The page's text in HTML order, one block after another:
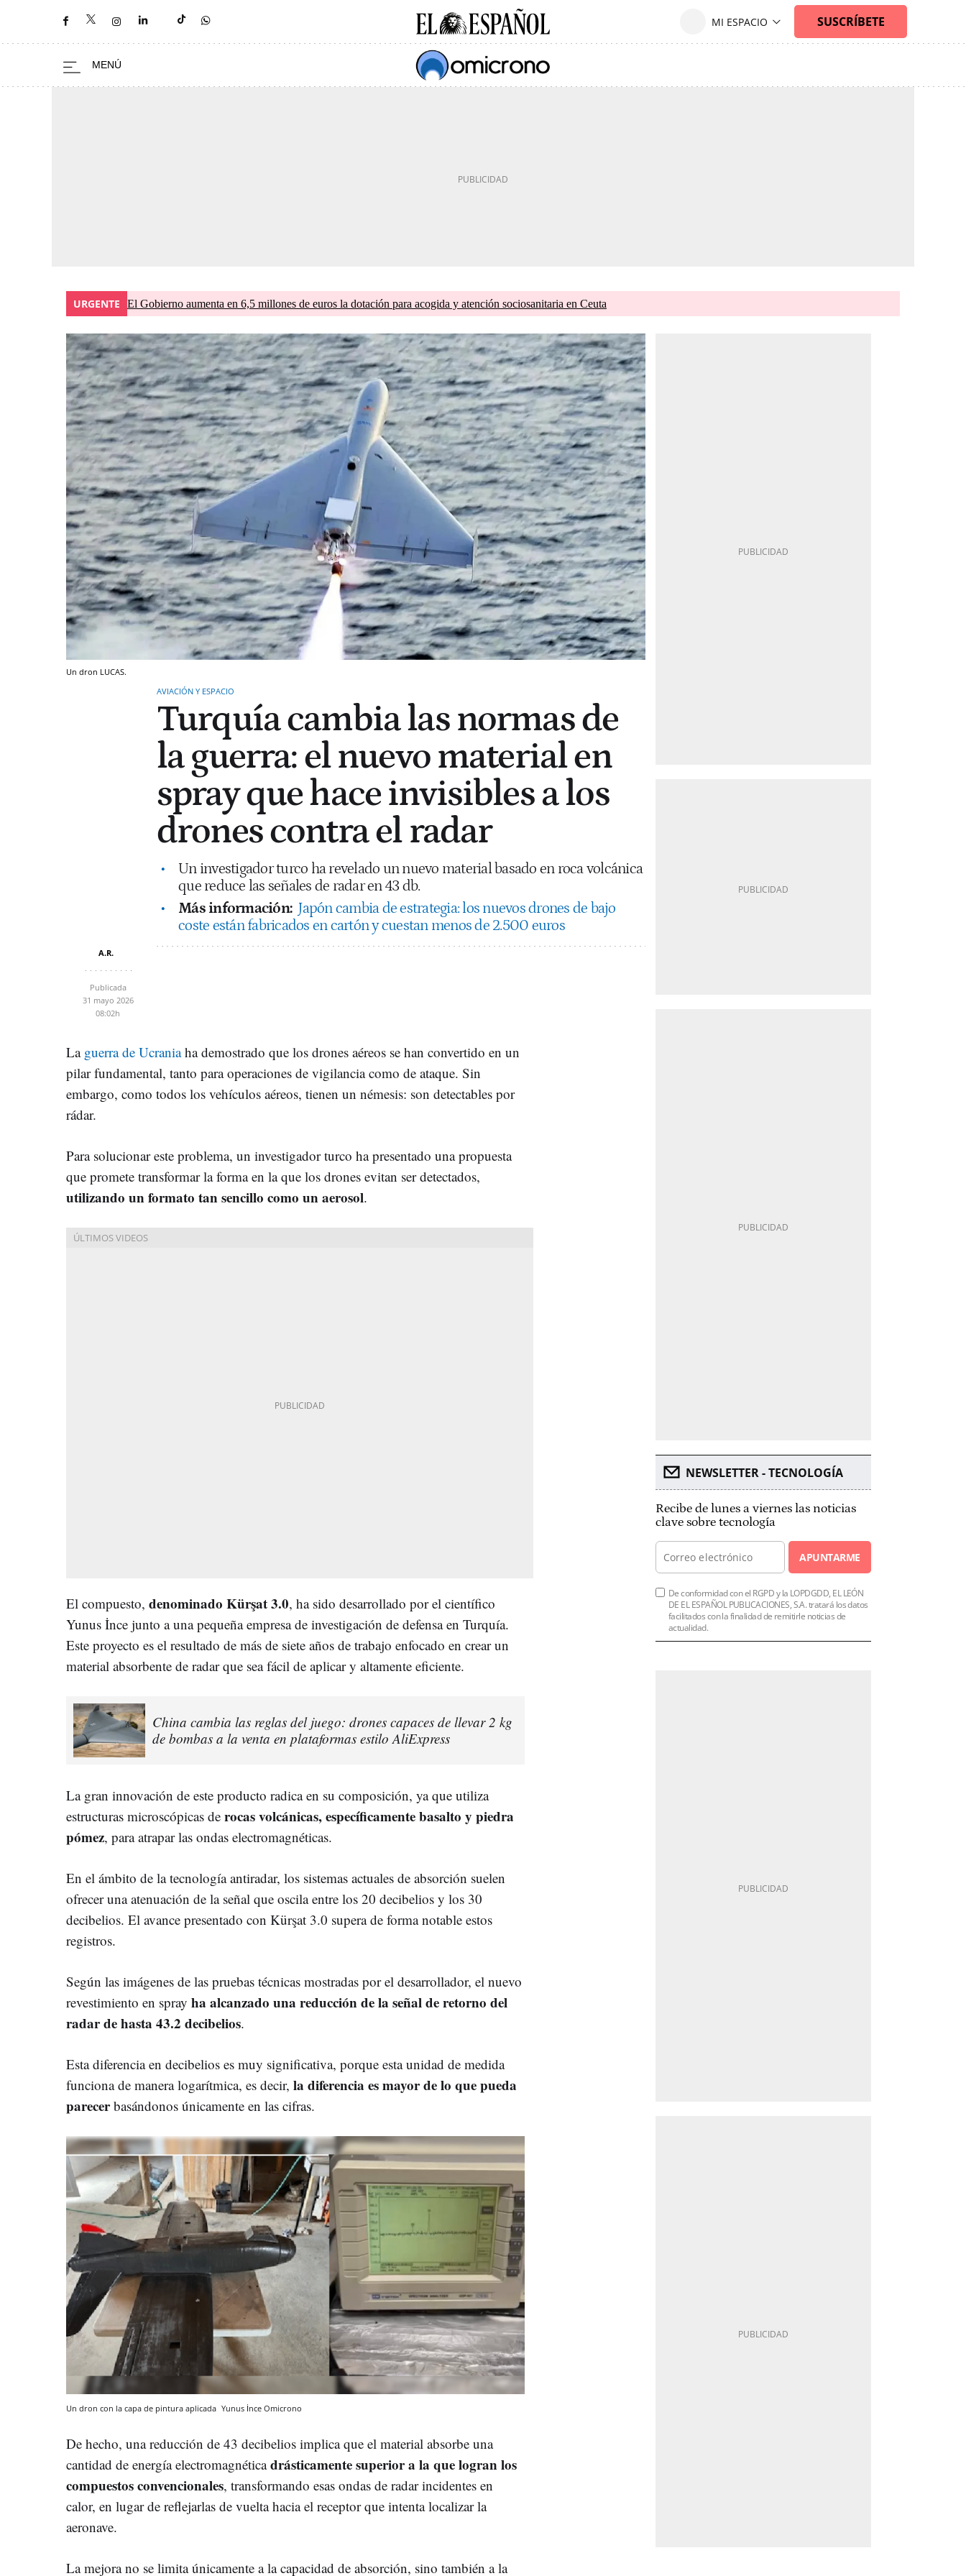
URGENTE El Gobierno aumenta en 6,5 millones de euros la dotación para acogida y atención sociosanitaria en Ceuta
Un dron LUCAS.
AVIACIÓN Y ESPACIO
Turquía cambia las normas de
la guerra: el nuevo material en
spray que hace invisibles a los
drones contra el radar
Un investigador turco ha revelado un nuevo material basado en roca volcánica
que reduce las señales de radar en 43 db.
Más información: Japón cambia de estrategia: los nuevos drones de bajo
coste están fabricados en cartón y cuestan menos de 2.500 euros
A.R.
Publicada
31 mayo 2026
08:02h
La guerra de Ucraniaha demostrado que los drones aéreos se han convertido en un
pilar fundamental, tanto para operaciones de vigilancia como de ataque. Sin
embargo, como todos los vehículos aéreos, tienen un némesis: son detectables por
rádar.
Para solucionar este problema, un investigador turco ha presentado una propuesta
que promete transformar la forma en la que los drones evitan ser detectados,
utilizando un formato tan sencillo como un aerosol.
El compuesto, denominado Kürşat 3.0, ha sido desarrollado por el científico
Yunus İnce junto a una pequeña empresa de investigación de defensa en Turquía.
Este proyecto es el resultado de más de siete años de trabajo enfocado en crear un
material absorbente de radar que sea fácil de aplicar y altamente eficiente.
China cambia las reglas del juego: drones capaces de llevar 2 kg
de bombas a la venta en plataformas estilo AliExpress
La gran innovación de este producto radica en su composición, ya que utiliza
estructuras microscópicas de rocas volcánicas, específicamente basalto y piedra
pómez, para atrapar las ondas electromagnéticas.
En el ámbito de la tecnología antiradar, los sistemas actuales de absorción suelen
ofrecer una atenuación de la señal que oscila entre los 20 decibelios y los 30
decibelios. El avance presentado con Kürşat 3.0 supera de forma notable estos
registros.
Según las imágenes de las pruebas técnicas mostradas por el desarrollador, el nuevo
revestimiento en spray ha alcanzado una reducción de la señal de retorno del
radar de hasta 43.2 decibelios.
Esta diferencia en decibelios es muy significativa, porque esta unidad de medida
funciona de manera logarítmica, es decir, la diferencia es mayor de lo que pueda
parecerbasándonos únicamente en las cifras.
Un dron con la capa de pintura aplicada Yunus İnce Omicrono
De hecho, una reducción de 43 decibelios implica que el material absorbe una
cantidad de energía electromagnéticadrásticamente superior a la que logran los
compuestos convencionales, transformando esas ondas de radar incidentes en
calor, en lugar de reflejarlas de vuelta hacia el receptor que intenta localizar la
aeronave.
La mejora no se limita únicamente a la capacidad de absorción, sino también a la
NEWSLETTER - TECNOLOGÍA
Recibe de lunes a viernes las noticias
clave sobre tecnología
APUNTARME
De conformidad con el RGPD y la LOPDGDD, EL LEÓN
DE EL ESPAÑOL PUBLICACIONES, S.A. tratará los datos
facilitados con la finalidad de remitirle noticias de
actualidad.